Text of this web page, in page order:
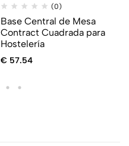
(0)
Base Central de Mesa
Contract Cuadrada para
Hostelería
€ 57.54